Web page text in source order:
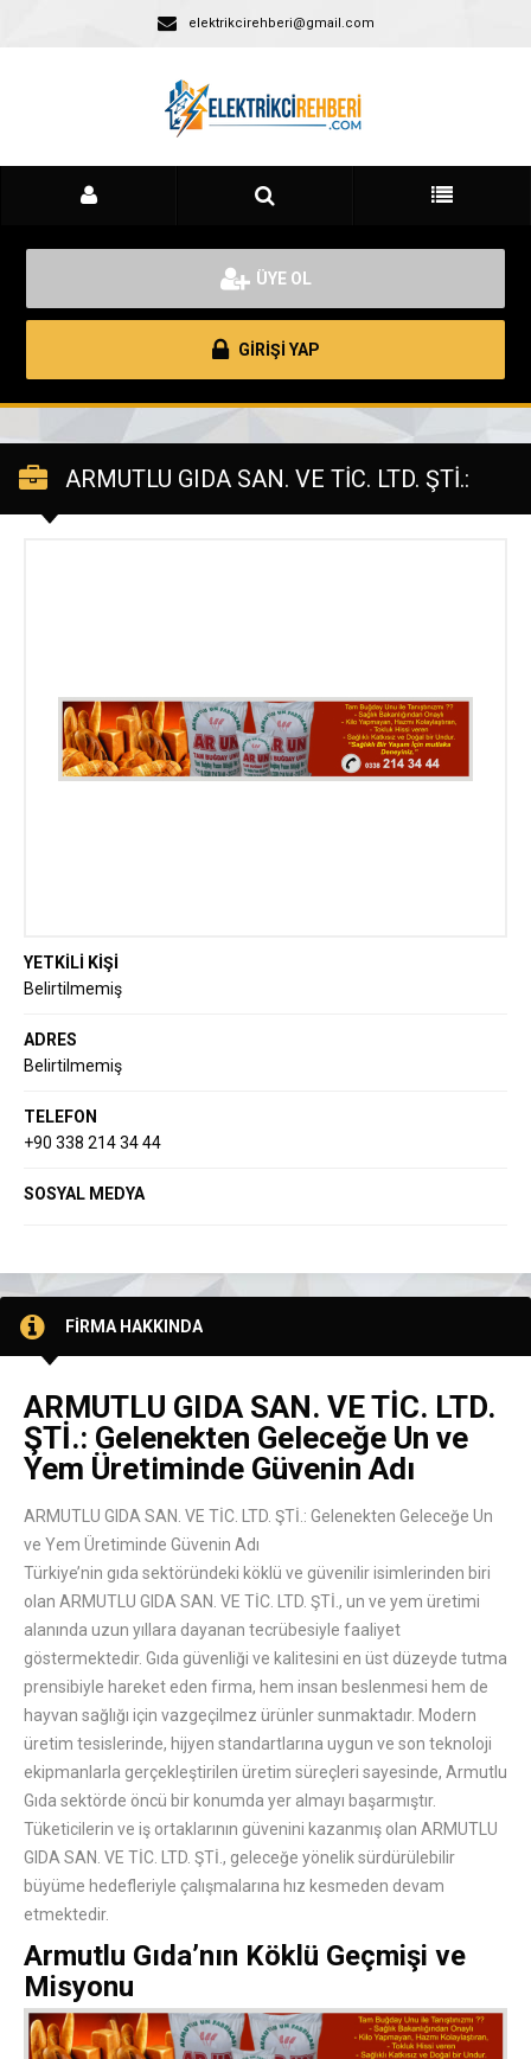
elektrikcirehberi@gmail.com
ÜYE OL
GİRİŞİ YAP
ARMUTLU GIDA SAN. VE TİC. LTD. ŞTİ.:
YETKİLİ KİŞİ
Belirtilmemiş
ADRES
Belirtilmemiş
TELEFON
+90 338 214 34 44
SOSYAL MEDYA
FİRMA HAKKINDA
ARMUTLU GIDA SAN. VE TİC. LTD.
ŞTİ.: Gelenekten Geleceğe Un ve
Yem Üretiminde Güvenin Adı
ARMUTLU GIDA SAN. VE TİC. LTD. ŞTİ.: Gelenekten Geleceğe Un
ve Yem Üretiminde Güvenin Adı
Türkiye’nin gıda sektöründeki köklü ve güvenilir isimlerinden biri
olan ARMUTLU GIDA SAN. VE TİC. LTD. ŞTİ., un ve yem üretimi
alanında uzun yıllara dayanan tecrübesiyle faaliyet
göstermektedir. Gıda güvenliği ve kalitesini en üst düzeyde tutma
prensibiyle hareket eden firma, hem insan beslenmesi hem de
hayvan sağlığı için vazgeçilmez ürünler sunmaktadır. Modern
üretim tesislerinde, hijyen standartlarına uygun ve son teknoloji
ekipmanlarla gerçekleştirilen üretim süreçleri sayesinde, Armutlu
Gıda sektörde öncü bir konumda yer almayı başarmıştır.
Tüketicilerin ve iş ortaklarının güvenini kazanmış olan ARMUTLU
GIDA SAN. VE TİC. LTD. ŞTİ., geleceğe yönelik sürdürülebilir
büyüme hedefleriyle çalışmalarına hız kesmeden devam
etmektedir.
Armutlu Gıda’nın Köklü Geçmişi ve
Misyonu